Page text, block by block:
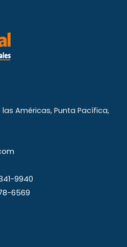
las Américas, Punta Pacífica,
9940
6569